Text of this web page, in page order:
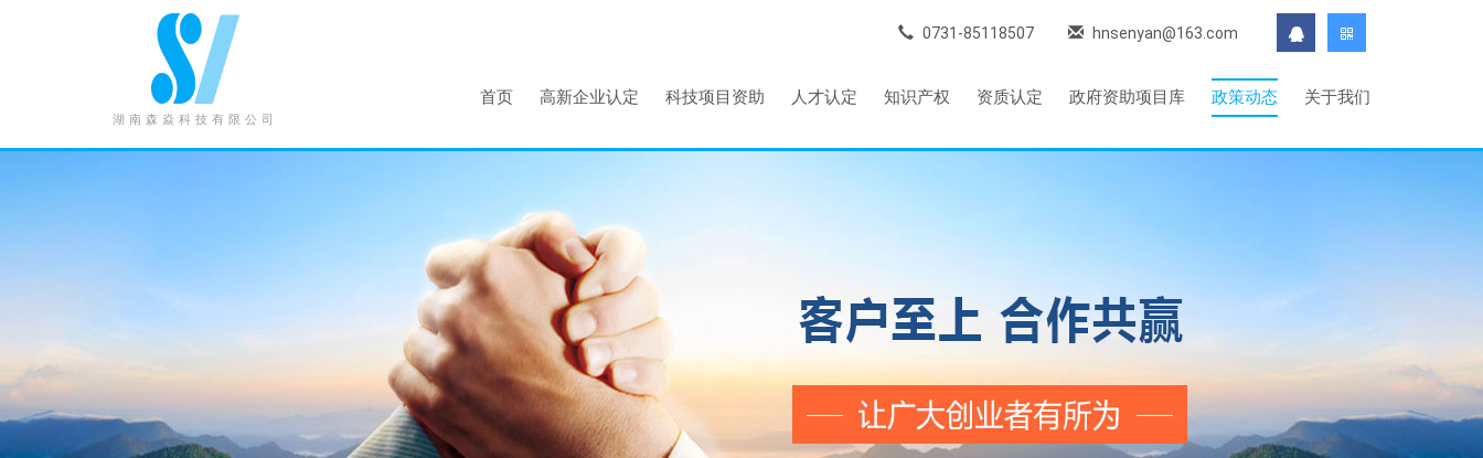
湖南森焱科技有限公司
0731-85118507 hnsenyan@163.com
首页 高新企业认定 科技项目资助 人才认定 知识产权 资质认定 政府资助项目库 政策动态 关于我们